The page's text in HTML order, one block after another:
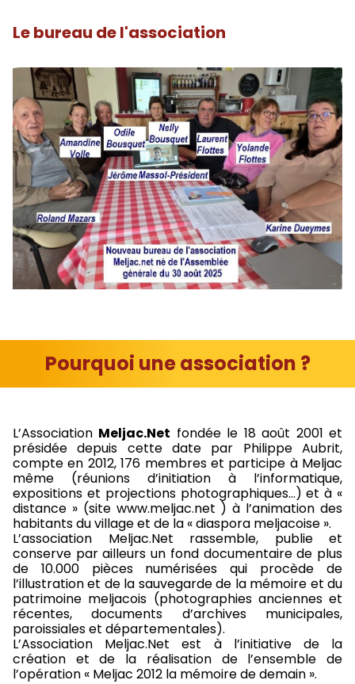
Le bureau de l'association
Pourquoi une association ?
L’Association Meljac.Net fondée le 18 août 2001 et
présidée depuis cette date par Philippe Aubrit,
compte en 2012, 176 membres et participe à Meljac
même (réunions d’initiation à l’informatique,
expositions et projections photographiques…) et à «
distance » (site www.meljac.net ) à l’animation des
habitants du village et de la « diaspora meljacoise ».
L’association Meljac.Net rassemble, publie et
conserve par ailleurs un fond documentaire de plus
de 10.000 pièces numérisées qui procède de
l’illustration et de la sauvegarde de la mémoire et du
patrimoine meljacois (photographies anciennes et
récentes, documents d’archives municipales,
paroissiales et départementales).
L’Association Meljac.Net est à l’initiative de la
création et de la réalisation de l’ensemble de
l’opération « Meljac 2012 la mémoire de demain ».